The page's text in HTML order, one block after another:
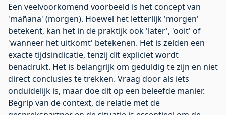
Een veelvoorkomend voorbeeld is het concept van
'mañana' (morgen). Hoewel het letterlijk 'morgen'
betekent, kan het in de praktijk ook 'later', 'ooit' of
'wanneer het uitkomt' betekenen. Het is zelden een
exacte tijdsindicatie, tenzij dit expliciet wordt
benadrukt. Het is belangrijk om geduldig te zijn en niet
direct conclusies te trekken. Vraag door als iets
onduidelijk is, maar doe dit op een beleefde manier.
Begrip van de context, de relatie met de